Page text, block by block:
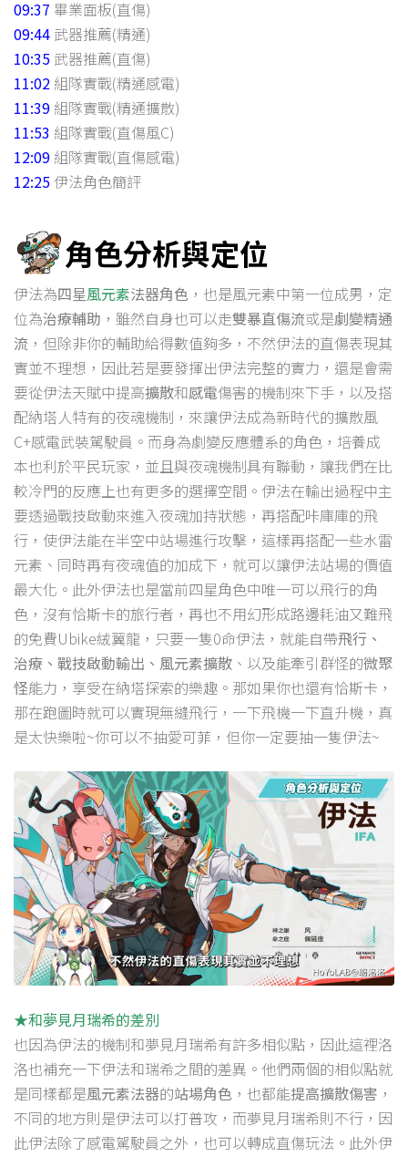
09:37 畢業面板(直傷)
09:44 武器推薦(精通)
10:35 武器推薦(直傷)
11:02 組隊實戰(精通感電)
11:39 組隊實戰(精通擴散)
11:53 組隊實戰(直傷風C)
12:09 組隊實戰(直傷感電)
12:25 伊法角色簡評
角色分析與定位
伊法為四星風元素法器角色 ，也是風元素中第一位成男，定
位為治療輔助 ，雖然自身也可以走雙暴直傷流或是劇變精通
流 ，但除非你的輔助給得數值夠多，不然伊法的直傷表現其
實並不理想，因此若是要發揮出伊法完整的實力，還是會需
要從伊法天賦中提高擴散和感電傷害的機制來下手，以及搭
配納塔人特有的夜魂機制，來讓伊法成為新時代的擴散風
C+感電武裝駕駛員。而身為劇變反應體系的角色，培養成
本也利於平民玩家，並且與夜魂機制具有聯動，讓我們在比
較冷門的反應上也有更多的選擇空間。伊法在輸出過程中主
要透過戰技啟動來進入夜魂加持狀態，再搭配咔庫庫的飛
行，使伊法能在半空中站場進行攻擊，這樣再搭配一些水雷
元素、同時再有夜魂值的加成下，就可以讓伊法站場的價值
最大化。此外伊法也是當前四星角色中唯一可以飛行的角
色，沒有恰斯卡的旅行者，再也不用幻形成路邊耗油又難飛
的免費Ubike絨翼龍，只要一隻0命伊法，就能自帶飛行、
治療、戰技啟動輸出、風元素擴散 、以及能牽引群怪的微聚
怪能力，享受在納塔探索的樂趣。那如果你也還有恰斯卡，
那在跑圖時就可以實現無縫飛行，一下飛機一下直升機，真
是太快樂啦~你可以不抽愛可菲，但你一定要抽一隻伊法~
★和夢見月瑞希的差別
也因為伊法的機制和夢見月瑞希有許多相似點，因此這裡洛
洛也補充一下伊法和瑞希之間的差異。他們兩個的相似點就
是同樣都是風元素法器的站場角色 ，也都能提高擴散傷害 ，
不同的地方則是伊法可以打普攻，而夢見月瑞希則不行，因
此伊法除了感電駕駛員之外，也可以轉成直傷玩法。此外伊